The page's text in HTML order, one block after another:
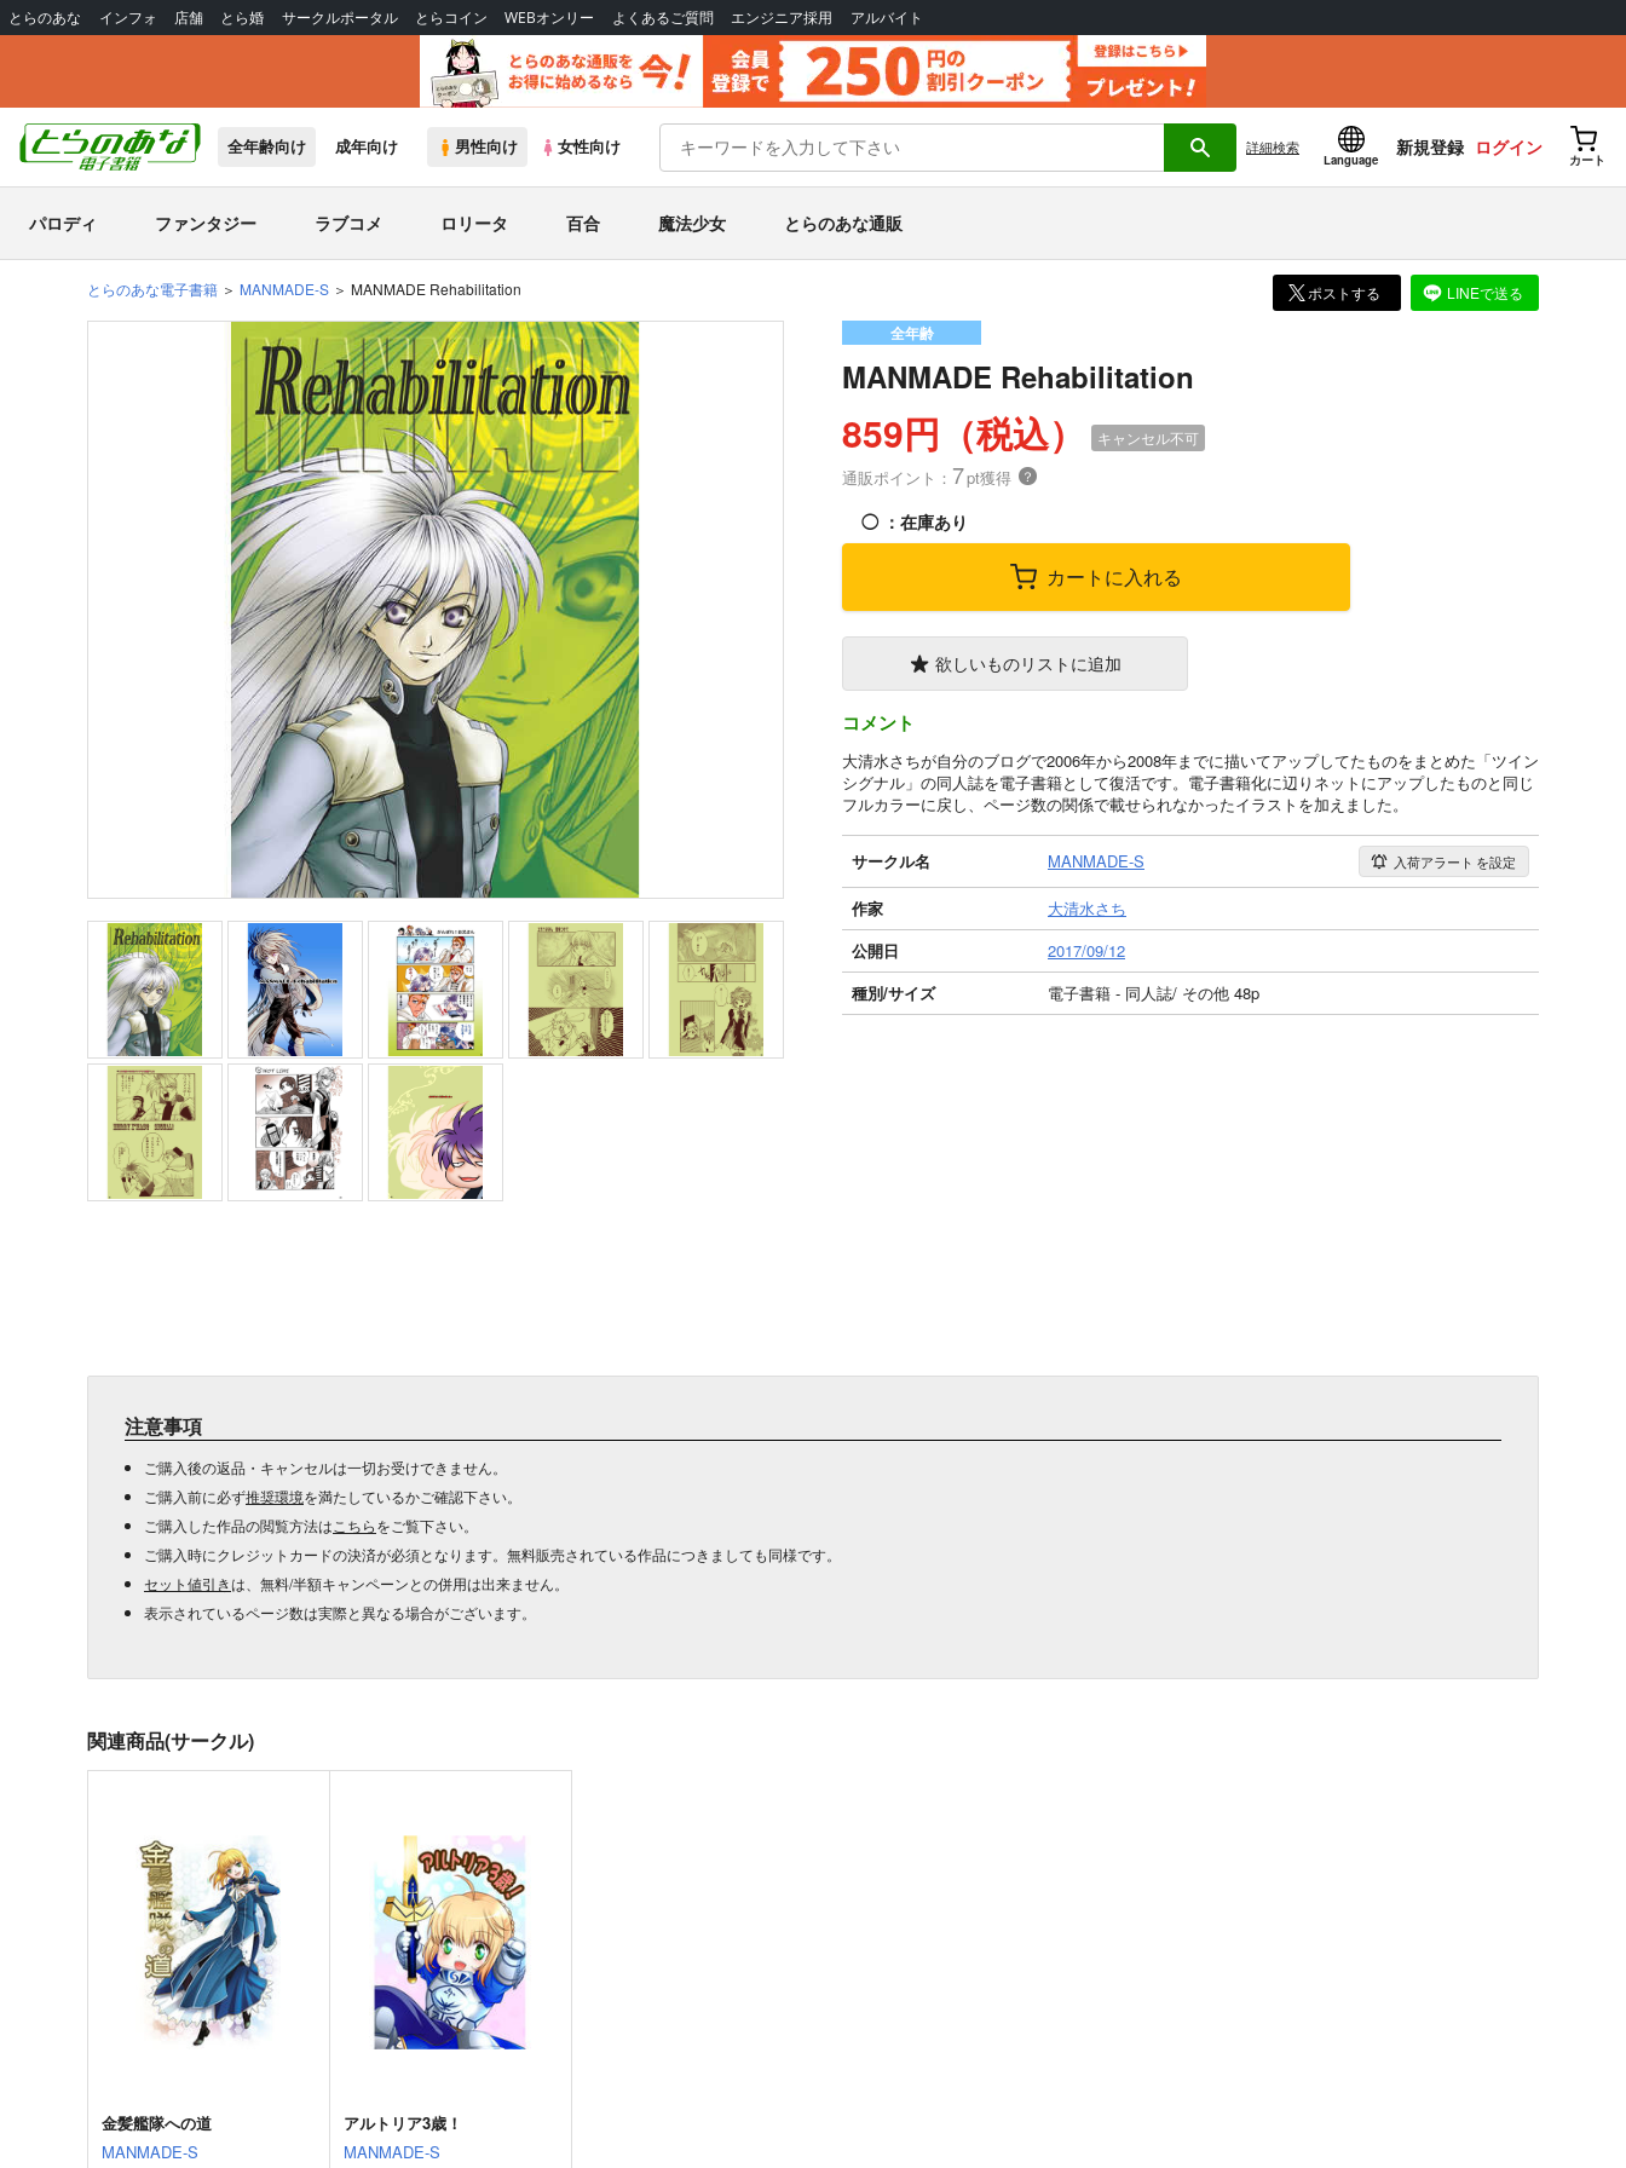
とらのあな インフォ 店舗 とら婚 サークルポータル とらコイン WEBオンリー よくあるご質問 エンジニア採用 アルバイト
全年齢向け 成年向け 男性向け 女性向け 詳細検索
Language
新規登録 ログイン
カート
パロディ ファンタジー ラブコメ ロリータ 百合 魔法少女 とらのあな通販
とらのあな電子書籍 MANMADE-S MANMADE Rehabilitation ポストする LINEで送る
全年齢
MANMADE Rehabilitation
859円（税込） キャンセル不可
通販ポイント： 7pt獲得 ？
◯ ：在庫あり
カートに入れる
欲しいものリストに追加
コメント
大清水さちが自分のブログで2006年から2008年までに描いてアップしてたものをまとめた「ツイン
シグナル」の同人誌を電子書籍として復活です。電子書籍化に辺りネットにアップしたものと同じ
フルカラーに戻し、ページ数の関係で載せられなかったイラストを加えました。
サークル名 MANMADE-S 入荷アラート を設定
作家
大清水さち
公開日
2017/09/12
種別/サイズ
電子書籍 - 同人誌/ その他 48p
注意事項
ご購入後の返品・キャンセルは一切お受けできません。
ご購入前に必ず推奨環境を満たしているかご確認下さい。
ご購入した作品の閲覧方法は こちらをご覧下さい。
ご購入時にクレジットカードの決済が必須となります。無料販売されている作品につきましても同様です。
セット値引きは、無料/半額キャンペーンとの併用は出来ません。
表示されているページ数は実際と異なる場合がございます。
関連商品(サークル)
金髪艦隊への道
MANMADE-S
アルトリア3歳！
MANMADE-S